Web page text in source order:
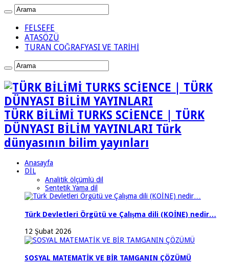
FELSEFE
ATASÖZÜ
TURAN COĞRAFYASI VE TARİHİ
TÜRK BİLİMİ TURKS SCİENCE | TÜRK
DÜNYASI BİLİM YAYINLARI Türk
dünyasının bilim yayınları
Anasayfa
DİL
Analitik ölçümlü dil
Sentetik Yama dil
Türk Devletleri Örgütü ve Çalışma dili (KOİNE) nedir…
12 Şubat 2026
SOSYAL MATEMATİK VE BİR TAMGANIN ÇÖZÜMÜ